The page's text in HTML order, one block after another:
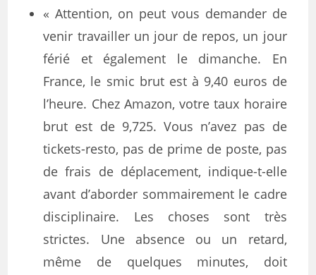
« Attention, on peut vous demander de
venir travailler un jour de repos, un jour
férié et également le dimanche. En
France, le smic brut est à 9,40 euros de
l’heure. Chez Amazon, votre taux horaire
brut est de 9,725. Vous n’avez pas de
tickets-resto, pas de prime de poste, pas
de frais de déplacement, indique-t-elle
avant d’aborder sommairement le cadre
disciplinaire. Les choses sont très
strictes. Une absence ou un retard,
même de quelques minutes, doit